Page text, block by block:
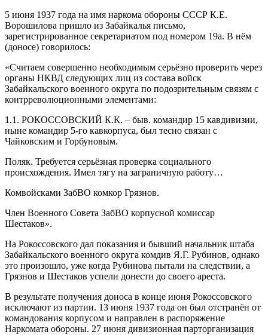
5 июня 1937 года на имя наркома обороны СССР К.Е.
Ворошилова пришло из Забайкалья письмо,
зарегистрированное секретариатом под номером 19а. В нём
(доносе) говорилось:
«Считаем совершенно необходимым серьёзно проверить через
органы НКВД следующих лиц из состава войск
Забайкальского военного округа по подозрительным связям с
контрреволюционными элементами:
1.1. РОКОССОВСКИЙ К.К. – быв. командир 15 кавдивизии,
ныне командир 5-го кавкорпуса, был тесно связан с
Чайковским и Горбуновым.
Поляк. Требуется серьёзная проверка социального
происхождения. Имел тягу на заграничную работу…
Комвойсками ЗабВО комкор Грязнов.
Член Военного Совета ЗабВО корпусной комиссар
Шестаков».
На Рокоссовского дал показания и бывший начальник штаба
Забайкальского военного округа комдив Я.Г. Рубинов, однако
это произошло, уже когда Рубинова пытали на следствии, а
Грязнов и Шестаков успели донести до своего ареста.
В результате получения доноса в конце июня Рокоссовского
исключают из партии. 13 июня 1937 года он был отстранён от
командования корпусом и направлен в распоряжение
Наркомата обороны. 27 июня дивизионная парторганизация